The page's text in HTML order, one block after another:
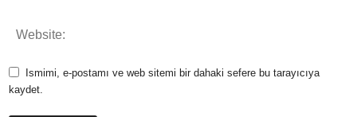
Ismimi, e-postamı ve web sitemi bir dahaki sefere bu tarayıcıya
kaydet.